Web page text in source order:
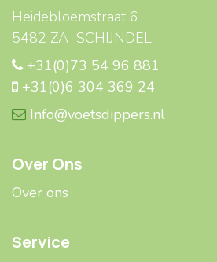
Heidebloemstraat 6
5482 ZA SCHIJNDEL
+31(0)73 54 96 881
+31(0)6 304 369 24
Info@voetsdippers.nl
Over Ons
Over ons
Service